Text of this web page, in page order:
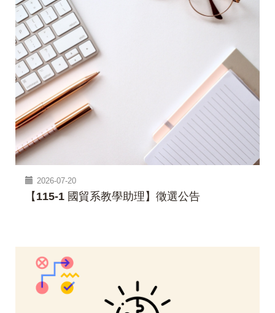
2026-07-20
【115-1 國貿系教學助理】徵選公告